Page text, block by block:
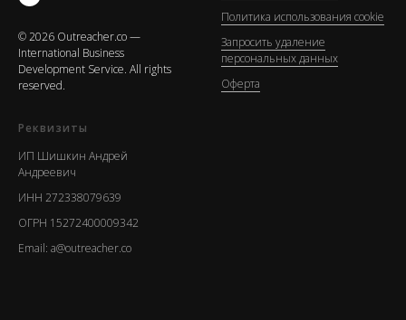
© 2026 Outreacher.co —
International Business
Development Service. All rights
reserved.
Политика использования cookie
Запросить удаление
персональных данных
Оферта
Реквизиты
ИП Шишкин Андрей
Андреевич
ИНН 272338079639
ОГРН 15272400009342
Email: a@outreacher.co